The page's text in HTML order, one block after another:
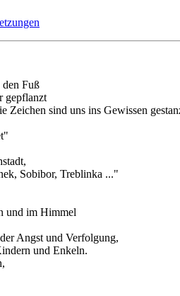
den Fuß
gepflanzt
Zeichen sind uns ins Gewissen
Sobibor, Treblinka ..."
und im Himmel
Angst und Verfolgung,
und Enkeln.